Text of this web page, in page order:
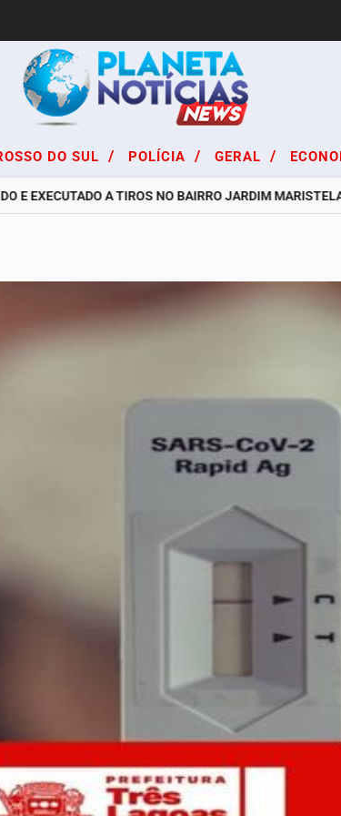
DO SUL / POLÍCIA / GERAL /
A TIROS NO BAIRRO JARDIM MARISTELA EM